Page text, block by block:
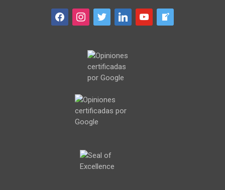
facebookinstagram
twitter linkedin youtube welcome-
write-